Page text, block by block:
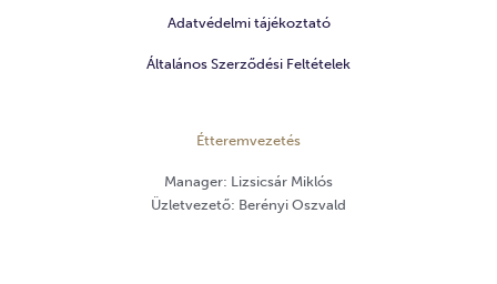
Adatvédelmi tájékoztató
Általános Szerződési Feltételek
Étteremvezetés
Manager: Lizsicsár Miklós
Üzletvezető: Berényi Oszvald